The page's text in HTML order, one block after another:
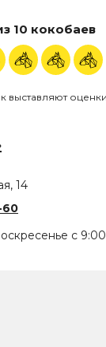
10 кокобаев
выставляют
14
60
с